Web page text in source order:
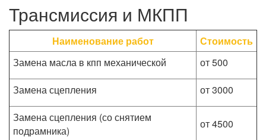
Трансмиссия и МКПП
Наименование работ
Стоимость
Замена масла в кпп механической
от 500
Замена сцепления
от 3000
Замена сцепления (со снятием
подрамника)
от 4500